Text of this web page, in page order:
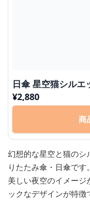
日傘 星空猫シ
¥2,880
商
幻想的な星空と猫の
りたたみ傘・日傘です。
美しい夜空のイメー
ックなデザインが特徴